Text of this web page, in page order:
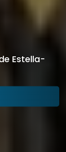
Estella-